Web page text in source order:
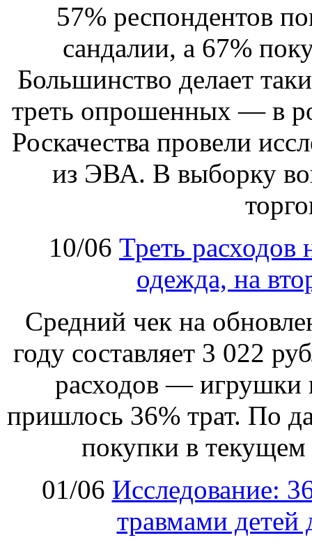
57% респондентов
сандалии, а 67%
Большинство делает
треть опрошенных — в
Роскачества провели
из ЭВА. В выборку
10/06 Треть расходов
одежда, на
Cредний чек на
году составляет 3 022
расходов — игрушки
пришлось 36% трат. По
покупки в текущем
01/06 Исследование:
травмами детей